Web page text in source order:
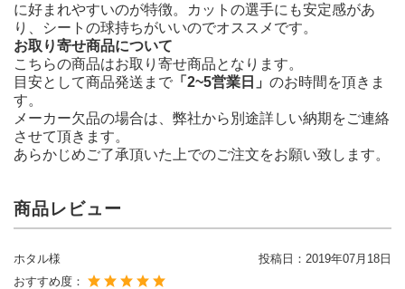
に好まれやすいのが特徴。カットの選手にも安定感があ
り、シートの球持ちがいいのでオススメです。
お取り寄せ商品について
こちらの商品はお取り寄せ商品となります。
目安として商品発送まで 「2~5営業日」 のお時間を頂きま
す。
メーカー欠品の場合は、弊社から別途詳しい納期をご連絡
させて頂きます。
あらかじめご了承頂いた上でのご注文をお願い致します。
商品レビュー
ホタル様 投稿日： 2019年07月18日
おすすめ度：